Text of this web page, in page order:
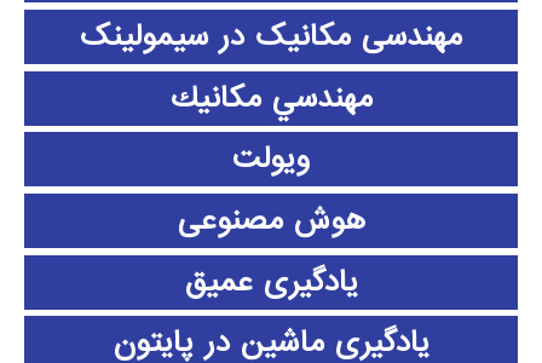
مهندسی مکانیک در سیمولینک
مهندسي مكانيك
ویولت
هوش مصنوعی
یادگیری عمیق
یادگیری ماشین در پایتون